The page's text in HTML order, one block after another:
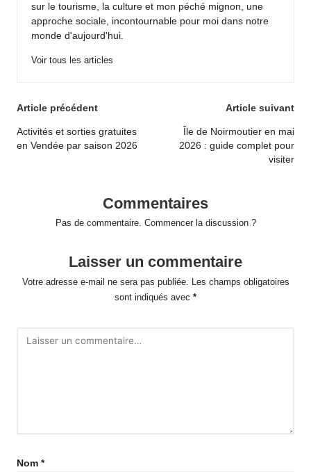
sur le tourisme, la culture et mon péché mignon, une
approche sociale, incontournable pour moi dans notre
monde d'aujourd'hui.
Voir tous les articles
Post
navigation
Article précédent
Activités et sorties gratuites
en Vendée par saison 2026
Article suivant
Île de Noirmoutier en mai
2026 : guide complet pour
visiter
Commentaires
Pas de commentaire. Commencer la discussion ?
Laisser un commentaire
Votre adresse e-mail ne sera pas publiée. Les champs obligatoires
sont indiqués avec *
Nom *